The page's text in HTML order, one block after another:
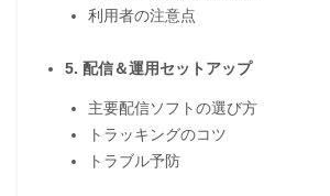
利用者の注意点
5. 配信＆運用セットアップ
主要配信ソフトの選び方
トラッキングのコツ
トラブル予防